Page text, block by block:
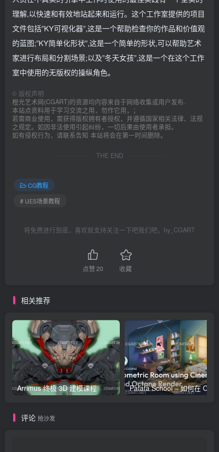
理解,以快速和有效地站起来和运行。这个工作室提供的项目
文件包括”KY可视化器”,这是一个帮助检查你的作品和价值观
的蓝图;”KY简单化形状”,这是一个简单的形状,可以帮助艺术
家进行布局和分割场景;以及”冬天女孩”,这是一个在这个工作
室中使用的无版权的操纵角色。
© 版权声明
橙光艺术网(CGART)的资源均内容来自于网络收集或用户发布.
本站点资料用于学习交流之用，勿作它用，；
若需商业使用，需获得版权拥有者授权，并遵循国家相关法律、法规
之规定。如因非法使用引起纠纷，一切后果由使用者承担。
如有侵权行为，请联系告知 本站将会在第一时间删除。
THE END
CG教程
# UE5场景教程
将免费进行到底，喜欢就支持关注一下吧我们吧，by_CGART
点赞20 收藏
相关推荐
Arrimus 终极 3D 建模课程
评论 抢沙发